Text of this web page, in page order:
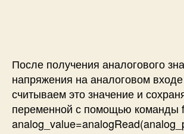
После получения аналогового
напряжения на аналоговом
считываем это значение и
переменной с помощью команды